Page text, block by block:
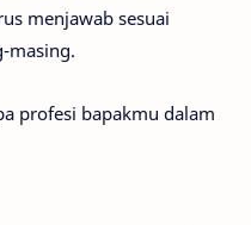
menjawab sesuai
masing.
profesi bapakmu dalam